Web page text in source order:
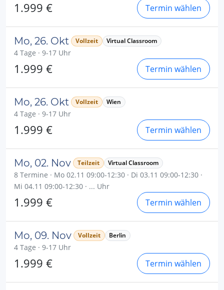
1.999 € Termin wählen
Mo, 26. Okt Vollzeit Virtual Classroom
4 Tage · 9-17 Uhr
1.999 € Termin wählen
Mo, 26. Okt Vollzeit Wien
4 Tage · 9-17 Uhr
1.999 € Termin wählen
Mo, 02. Nov Teilzeit Virtual Classroom
8 Termine · Mo 02.11 09:00-12:30 · Di 03.11 09:00-12:30 ·
Mi 04.11 09:00-12:30 · ... Uhr
1.999 € Termin wählen
Mo, 09. Nov Vollzeit Berlin
4 Tage · 9-17 Uhr
1.999 € Termin wählen